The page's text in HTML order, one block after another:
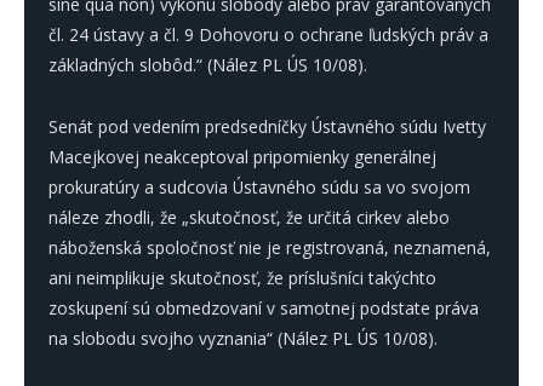
čl. 24 ústavy a čl. 9 Dohovoru o ochrane ľudských práv a
základných slobôd.“ (Nález PL ÚS 10/08).
Senát pod vedením predsedníčky Ústavného súdu Ivetty
Macejkovej neakceptoval pripomienky generálnej
prokuratúry a sudcovia Ústavného súdu sa vo svojom
náleze zhodli, že „skutočnosť, že určitá cirkev alebo
náboženská spoločnosť nie je registrovaná, neznamená,
ani neimplikuje skutočnosť, že príslušníci takýchto
zoskupení sú obmedzovaní v samotnej podstate práva
na slobodu svojho vyznania“ (Nález PL ÚS 10/08).